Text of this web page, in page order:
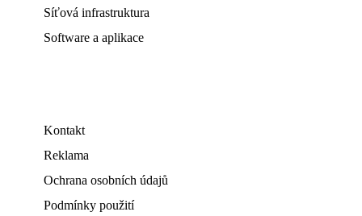
Síťová infrastruktura
Software a aplikace
Kontakt
Reklama
Ochrana osobních údajů
Podmínky použití